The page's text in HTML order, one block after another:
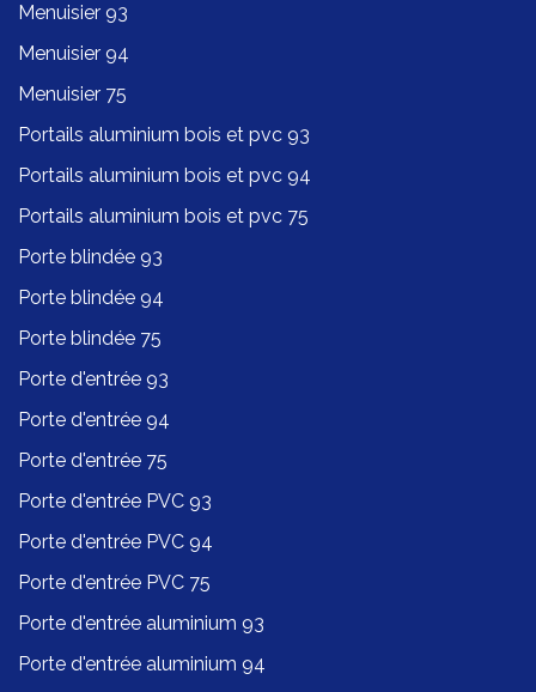
Menuisier 93
Menuisier 94
Menuisier 75
Portails aluminium bois et pvc 93
Portails aluminium bois et pvc 94
Portails aluminium bois et pvc 75
Porte blindée 93
Porte blindée 94
Porte blindée 75
Porte d'entrée 93
Porte d'entrée 94
Porte d'entrée 75
Porte d'entrée PVC 93
Porte d'entrée PVC 94
Porte d'entrée PVC 75
Porte d'entrée aluminium 93
Porte d'entrée aluminium 94